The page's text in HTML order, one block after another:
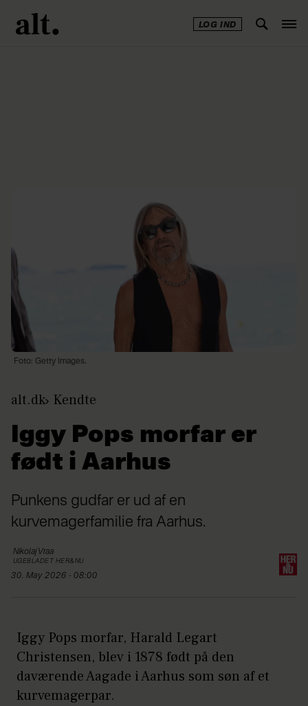
LOG IND
Foto: Getty Images.
alt.dk Kendte
Iggy Pops morfar er
født i Aarhus
Punkens gudfar er ud af en
kurvemagerfamilie fra Aarhus.
Nikolaj Vraa
UGEBLADET HER&NU
30. May 2026 - 08:00
Iggy Pops morfar, Harald Legart
Christensen, blev i 1878 født på den
daværende Aagade i Aarhus som søn af et
kurvemagerpar.